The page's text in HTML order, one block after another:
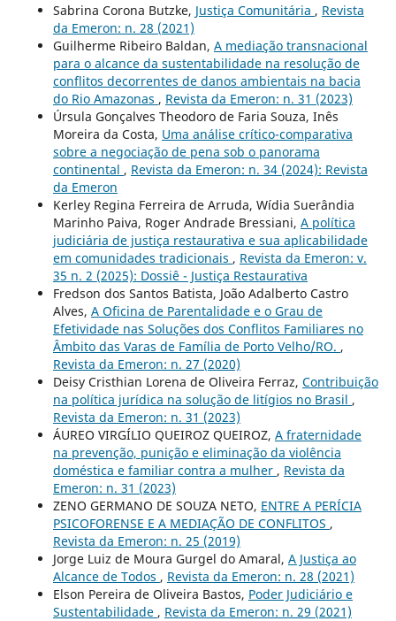
Sabrina Corona Butzke, Justiça Comunitária , Revista
da Emeron: n. 28 (2021)
Guilherme Ribeiro Baldan, A mediação transnacional
para o alcance da sustentabilidade na resolução de
conflitos decorrentes de danos ambientais na bacia
do Rio Amazonas , Revista da Emeron: n. 31 (2023)
Úrsula Gonçalves Theodoro de Faria Souza, Inês
Moreira da Costa, Uma análise crítico-comparativa
sobre a negociação de pena sob o panorama
continental , Revista da Emeron: n. 34 (2024): Revista
da Emeron
Kerley Regina Ferreira de Arruda, Wídia Suerândia
Marinho Paiva, Roger Andrade Bressiani, A política
judiciária de justiça restaurativa e sua aplicabilidade
em comunidades tradicionais , Revista da Emeron: v.
35 n. 2 (2025): Dossiê - Justiça Restaurativa
Fredson dos Santos Batista, João Adalberto Castro
Alves, A Oficina de Parentalidade e o Grau de
Efetividade nas Soluções dos Conflitos Familiares no
Âmbito das Varas de Família de Porto Velho/RO. ,
Revista da Emeron: n. 27 (2020)
Deisy Cristhian Lorena de Oliveira Ferraz, Contribuição
na política jurídica na solução de litígios no Brasil ,
Revista da Emeron: n. 31 (2023)
ÁUREO VIRGÍLIO QUEIROZ QUEIROZ, A fraternidade
na prevenção, punição e eliminação da violência
doméstica e familiar contra a mulher , Revista da
Emeron: n. 31 (2023)
ZENO GERMANO DE SOUZA NETO, ENTRE A PERÍCIA
PSICOFORENSE E A MEDIAÇÃO DE CONFLITOS ,
Revista da Emeron: n. 25 (2019)
Jorge Luiz de Moura Gurgel do Amaral, A Justiça ao
Alcance de Todos , Revista da Emeron: n. 28 (2021)
Elson Pereira de Oliveira Bastos, Poder Judiciário e
Sustentabilidade , Revista da Emeron: n. 29 (2021)